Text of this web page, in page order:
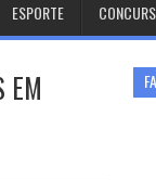
ESPORTE
EM